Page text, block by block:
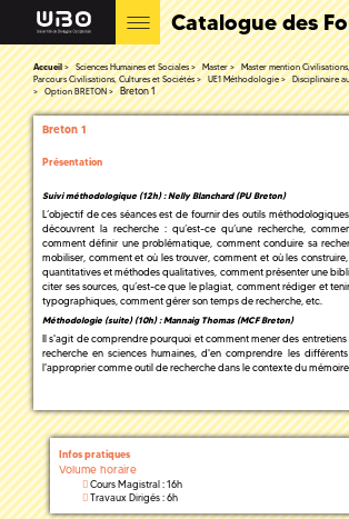
Catalogue des
Accueil Sciences Humaines et Sociales Master
Master mention
Parcours Civilisations, Cultures et Sociétés
UE1 Méthodologie
Disciplinaire
Option BRETON
Breton 1
Breton 1
Présentation
Suivi méthodologique (12h) : Nelly Blanchard (PU Breton)
L’objectif de ces séances est de fournir des outils
découvrent la recherche : qu’est-ce qu’une recherche,
comment définir une problématique, comment conduire sa
mobiliser, comment et où les trouver, comment et où les
quantitatives et méthodes qualitatives, comment présenter une
citer ses sources, qu’est-ce que le plagiat, comment rédiger et
typographiques, comment gérer son temps de recherche, etc.
Méthodologie (suite) (10h) : Mannaig Thomas (MCF Breton)
Il s'agit de comprendre pourquoi et comment mener des
recherche en sciences humaines, d'en comprendre les
l'approprier comme outil de recherche dans le contexte du mémoire
Infos pratiques
Volume horaire
Cours Magistral : 16h
Travaux Dirigés : 6h